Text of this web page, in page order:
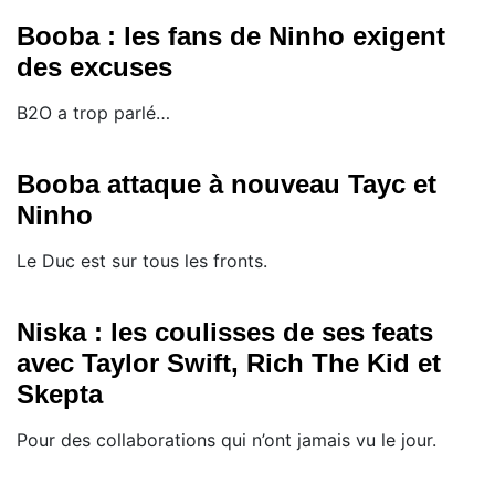
Booba : les fans de Ninho exigent
des excuses
B2O a trop parlé…
Booba attaque à nouveau Tayc et
Ninho
Le Duc est sur tous les fronts.
Niska : les coulisses de ses feats
avec Taylor Swift, Rich The Kid et
Skepta
Pour des collaborations qui n’ont jamais vu le jour.